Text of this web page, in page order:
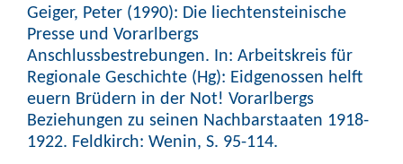
Geiger, Peter (1990): Die liechtensteinische
Presse und Vorarlbergs
Anschlussbestrebungen. In: Arbeitskreis für
Regionale Geschichte (Hg): Eidgenossen helft
euern Brüdern in der Not! Vorarlbergs
Beziehungen zu seinen Nachbarstaaten 1918-
1922. Feldkirch: Wenin, S. 95-114.